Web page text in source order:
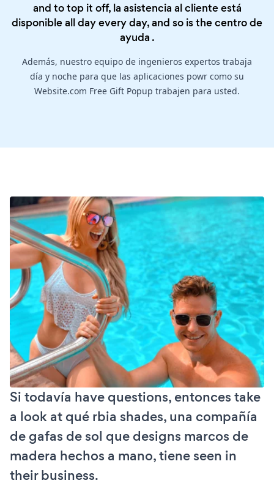
and to top it off, la asistencia al cliente está
disponible all day every day, and so is thecentro de
ayuda .
Además, nuestro equipo de ingenieros expertos trabaja
día y noche para que las aplicaciones powr como su
Website.com Free Gift Popup trabajen para usted.
Si todavía have questions, entonces take
a look at qué rbia shades, una compañía
de gafas de sol que designs marcos de
madera hechos a mano, tiene seen in
their business.